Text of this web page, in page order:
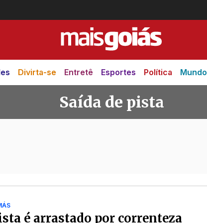
Divirta-se Entretê Esportes Política Mundo
Saída de pista
é arrastado por correnteza